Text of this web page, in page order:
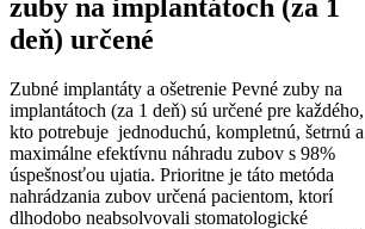
zuby na implantátoch (za 1
deň) určené
Zubné implantáty a ošetrenie Pevné zuby na
implantátoch (za 1 deň) sú určené pre každého,
kto potrebuje jednoduchú, kompletnú, šetrnú a
maximálne efektívnu náhradu zubov s 98%
úspešnosťou ujatia. Prioritne je táto metóda
nahrádzania zubov určená pacientom, ktorí
dlhodobo neabsolvovali stomatologické